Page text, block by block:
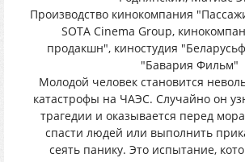
Производство кинокомпания
SOTA Cinema Group,
продакшн", киностудия
"Бавария Фильм"
Молодой человек становится
катастрофы на ЧАЭС. Случайно он
трагедии и оказывается перед
спасти людей или выполнить
сеять панику. Это испытание,